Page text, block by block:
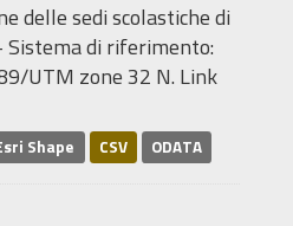
delle sedi scolastiche di
Sistema di riferimento:
UTM zone 32 N. Link
Shape CSV ODATA